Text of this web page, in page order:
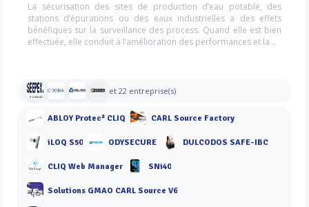
La sécurisation des sites de production d’eau potable, des
stations d’épurations ou des eaux industrielles a des effets
bénéfiques sur la surveillance des process. Quand elle est bien
effectuée, elle conduit à l’amélioration des performances et la...
et 22 entreprise(s)
ABLOY Protec² CLIQ CARL Source Factory
iLOQ S50 ODYSECURE DULCODOS SAFE-IBC
CLIQ Web Manager SNi40
Solutions GMAO CARL Source V6